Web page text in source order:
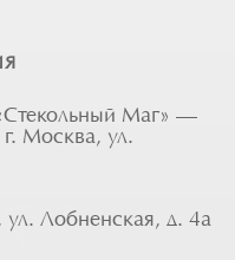
Маг» —
Москва, ул.
Лобненская, д. 4а